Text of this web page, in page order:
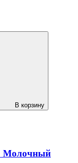
В корзину
Молочный